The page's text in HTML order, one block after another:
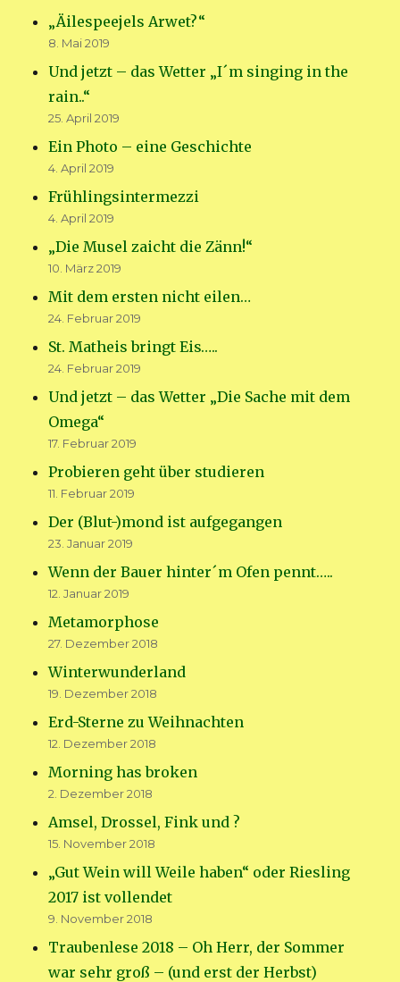
„Äilespeejels Arwet?“
8. Mai 2019
Und jetzt – das Wetter „I´m singing in the
rain..“
25. April 2019
Ein Photo – eine Geschichte
4. April 2019
Frühlingsintermezzi
4. April 2019
„Die Musel zaicht die Zänn!“
10. März 2019
Mit dem ersten nicht eilen…
24. Februar 2019
St. Matheis bringt Eis…..
24. Februar 2019
Und jetzt – das Wetter „Die Sache mit dem
Omega“
17. Februar 2019
Probieren geht über studieren
11. Februar 2019
Der (Blut-)mond ist aufgegangen
23. Januar 2019
Wenn der Bauer hinter´m Ofen pennt…..
12. Januar 2019
Metamorphose
27. Dezember 2018
Winterwunderland
19. Dezember 2018
Erd-Sterne zu Weihnachten
12. Dezember 2018
Morning has broken
2. Dezember 2018
Amsel, Drossel, Fink und ?
15. November 2018
„Gut Wein will Weile haben“ oder Riesling
2017 ist vollendet
9. November 2018
Traubenlese 2018 – Oh Herr, der Sommer
war sehr groß – (und erst der Herbst)